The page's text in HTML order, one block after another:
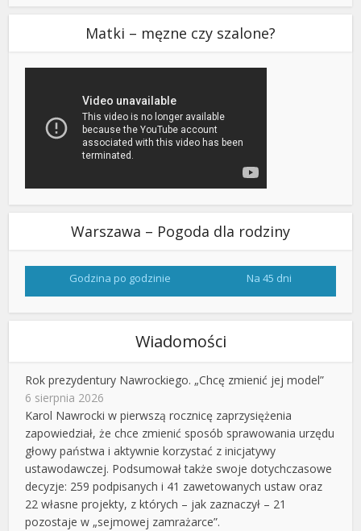
Matki – męzne czy szalone?
Warszawa – Pogoda dla rodziny
Godzina po godzinie Na 45 dni
Wiadomości
Rok prezydentury Nawrockiego. „Chcę zmienić jej model”
6 sierpnia 2026
Karol Nawrocki w pierwszą rocznicę zaprzysiężenia
zapowiedział, że chce zmienić sposób sprawowania urzędu
głowy państwa i aktywnie korzystać z inicjatywy
ustawodawczej. Podsumował także swoje dotychczasowe
decyzje: 259 podpisanych i 41 zawetowanych ustaw oraz
22 własne projekty, z których – jak zaznaczył – 21
pozostaje w „sejmowej zamrażarce”.